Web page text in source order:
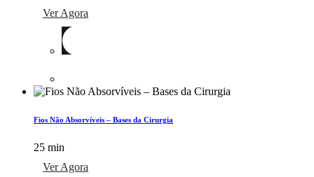
Ver Agora
Fios Não Absorvíveis – Bases da Cirurgia
25 min
Ver Agora